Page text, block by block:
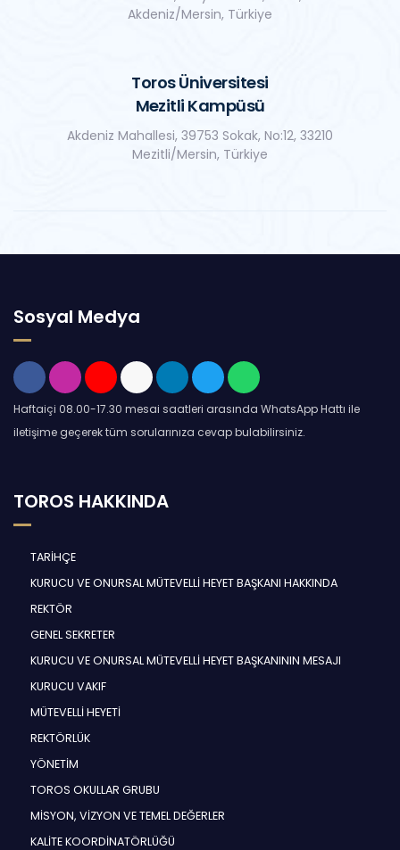
Akdeniz/Mersin, Türkiye
Toros Üniversitesi
Mezitli Kampüsü
Akdeniz Mahallesi, 39753 Sokak, No:12, 33210
Mezitli/Mersin, Türkiye
Sosyal Medya
Haftaiçi 08.00-17.30 mesai saatleri arasında WhatsApp Hattı ile
iletişime geçerek tüm sorularınıza cevap bulabilirsiniz.
TOROS HAKKINDA
TARİHÇE
KURUCU VE ONURSAL MÜTEVELLİ HEYET BAŞKANI HAKKINDA
REKTÖR
GENEL SEKRETER
KURUCU VE ONURSAL MÜTEVELLİ HEYET BAŞKANININ MESAJI
KURUCU VAKIF
MÜTEVELLİ HEYETİ
REKTÖRLÜK
YÖNETİM
TOROS OKULLAR GRUBU
MİSYON, VİZYON VE TEMEL DEĞERLER
KALİTE KOORDİNATÖRLÜĞÜ